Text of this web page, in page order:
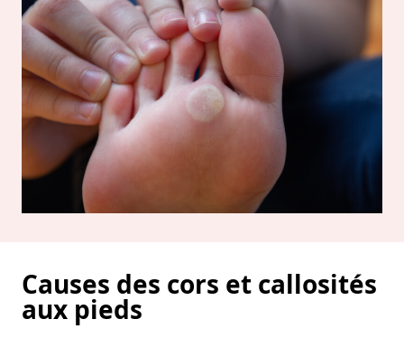
Causes des cors et callosités
aux pieds